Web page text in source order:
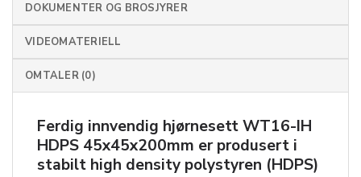
DOKUMENTER OG BROSJYRER
VIDEOMATERIELL
OMTALER (0)
Ferdig innvendig hjørnesettWT16-IH
HDPS 45x45x200mm er produsert i
stabilt high density polystyren (HDPS)